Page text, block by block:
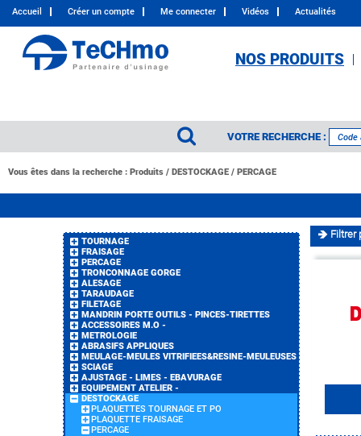
Accueil Créer un compte Me connecter Vidéos Actualités
NOS PRODUITS
VOTRE RECHERCHE :
Vous êtes dans la recherche : Produits / DESTOCKAGE / PERCAGE
TOURNAGE
FRAISAGE
PERCAGE
TRONCONNAGE GORGE
ALESAGE
TARAUDAGE
FILETAGE
MANDRIN PORTE OUTILS - PINCES-TIRETTES
ACCESSOIRES M.O -
METROLOGIE
ABRASIFS APPLIQUES
MEULAGE-MEULES VITRIFIEES&RESINE-MEULEUSES
SCIAGE
AJUSTAGE - LIMES - EBAVURAGE
EQUIPEMENT ATELIER -
DESTOCKAGE
PLAQUETTES TOURNAGE ET PO
PLAQUETTE FRAISAGE
PERCAGE
Filtrer